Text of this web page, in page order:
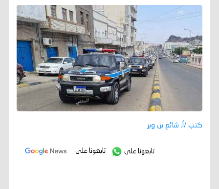
كتب /أ. شائع بن وبر
تابعونا على تابعونا على